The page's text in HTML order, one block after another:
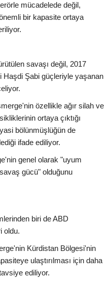
mücadelede değil,
bir kapasite ortaya
savaşı değil, 2017
Haşdi Şabi güçleriyle yaşanan
özellikle ağır silah ve
ortaya çıktığı
bölünmüşlüğün de
ifade ediliyor.
genel olarak "uyum
gücü" olduğunu
biri de ABD
oldu.
Kürdistan Bölgesi'nin
ulaştırılması için daha
ediliyor.